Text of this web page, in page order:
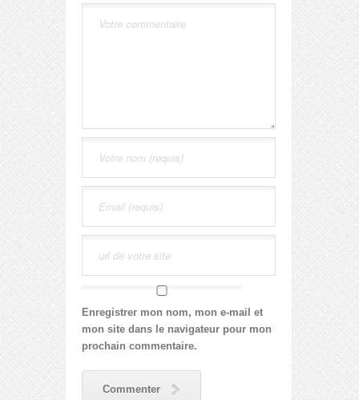
Enregistrer mon nom, mon e-mail et
mon site dans le navigateur pour mon
prochain commentaire.
Commenter